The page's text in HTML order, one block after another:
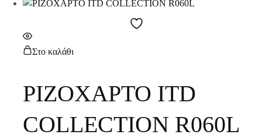
Στο καλάθι
ΡΙΖΟΧΑΡΤΟ ITD
COLLECTION R060L